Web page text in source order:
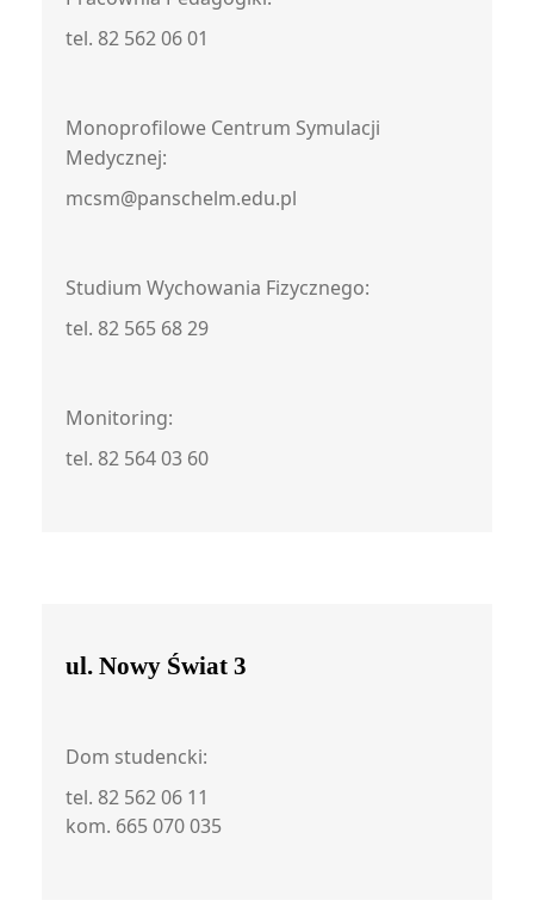
tel. 82 562 06 01
Monoprofilowe Centrum Symulacji
Medycznej:
mcsm@panschelm.edu.pl
Studium Wychowania Fizycznego:
tel. 82 565 68 29
Monitoring:
tel. 82 564 03 60
ul. Nowy Świat 3
Dom studencki:
tel. 82 562 06 11
kom. 665 070 035